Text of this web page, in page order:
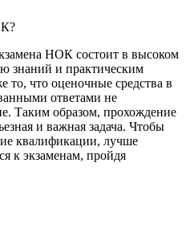
НОК состоит в высоком
знаний и практическим
то, что оценочные средства в
ответами не
Таким образом, прохождение
и важная задача. Чтобы
квалификации, лучше
к экзаменам, пройдя